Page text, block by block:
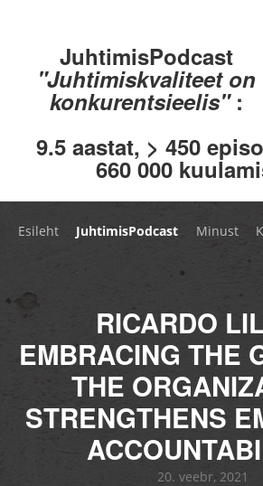
JuhtimisPodcast
"Juhtimiskvaliteet on
konkurentsieelis" :
9.5 aastat, > 450
660 000
Esileht JuhtimisPodcast Minust
RICARDO
EMBRACING THE
THE
STRENGTHENS
20. veebr, 2021